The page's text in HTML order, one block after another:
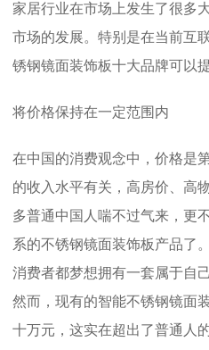
家居行业在市场上发生了很多
市场的发展。特别是在当前互
锈钢镜面装饰板十大品牌可以
将价格保持在一定范围内
在中国的消费观念中，价格是
的收入水平有关，高房价、高
多普通中国人喘不过气来，更
系的不锈钢镜面装饰板产品了
消费者都梦想拥有一套属于自
然而，现有的智能不锈钢镜面
十万元，这实在超出了普通人